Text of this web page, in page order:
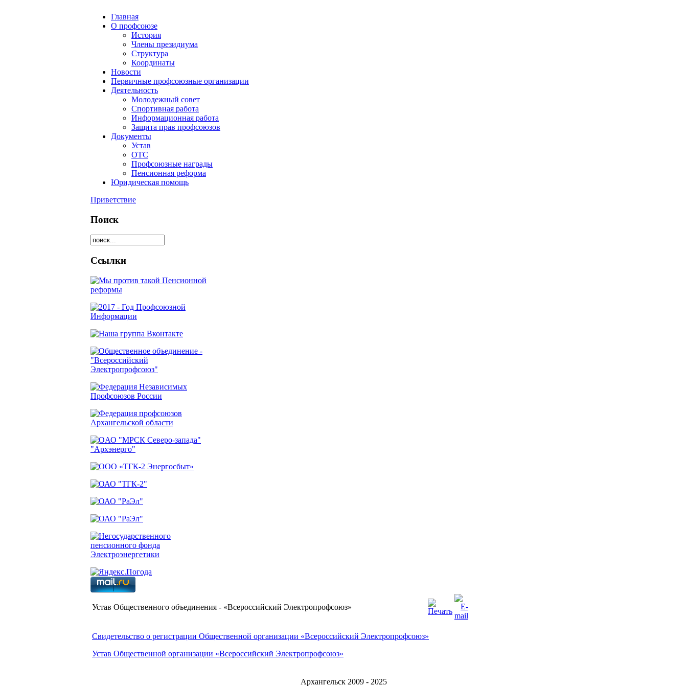
Главная
О профсоюзе
История
Члены президиума
Структура
Координаты
Новости
Первичные профсоюзные организации
Деятельность
Молодежный совет
Спортивная работа
Информационная работа
Защита прав профсоюзов
Документы
Устав
ОТС
Профсоюзные награды
Пенсионная реформа
Юридическая помощь
Приветствие
Поиск
Ссылки
Устав Общественного объединения - «Всероссийский Электропрофсоюз»
Свидетельство о регистрации Общественной организации «Всероссийский Электропрофсоюз»
Устав Общественной организации «Всероссийский Электропрофсоюз»
Архангельск 2009 - 2025